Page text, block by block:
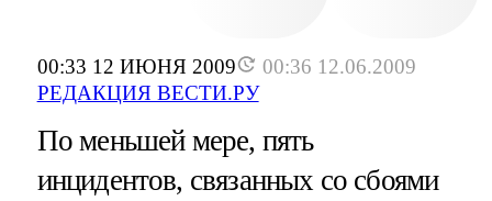
00:33 12 ИЮНЯ 2009
00:36 12.06.2009
РЕДАКЦИЯ ВЕСТИ.РУ
По меньшей мере, пять
инцидентов, связанных со сбоями